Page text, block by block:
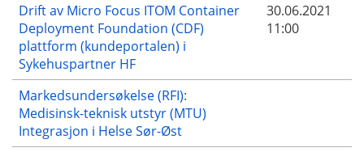
Drift av Micro Focus ITOM Container
Deployment Foundation (CDF)
plattform (kundeportalen) i
Sykehuspartner HF
30.06.2021
11:00
Markedsundersøkelse (RFI):
Medisinsk-teknisk utstyr (MTU)
Integrasjon i Helse Sør-Øst